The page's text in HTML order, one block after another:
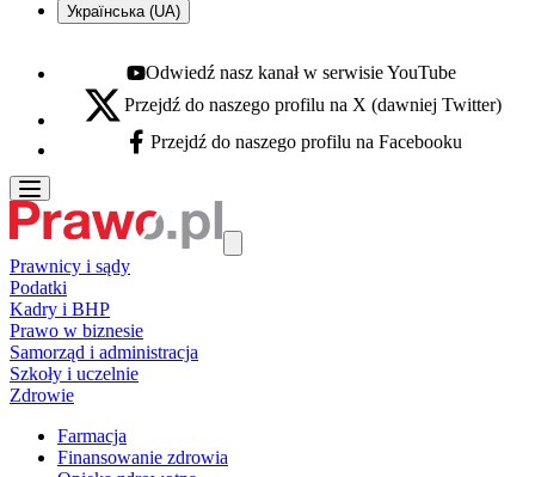
Українська (UA)
Youtube - otwiera się w nowej karcie
Odwiedź nasz kanał w serwisie YouTube
X - otwiera się w nowej karcie
Przejdź do naszego profilu na X (dawniej Twitter)
Facebook - otwiera się w nowej karcie
Przejdź do naszego profilu na Facebooku
Prawnicy i sądy
Podatki
Kadry i BHP
Prawo w biznesie
Samorząd i administracja
Szkoły i uczelnie
Zdrowie
Farmacja
Finansowanie zdrowia